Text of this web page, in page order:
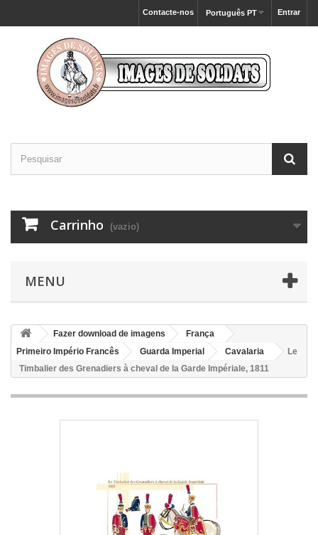
Entrar
Português PT
Contacte-nos
Carrinho (vazio)
MENU
Fazer download de imagens
França
Primeiro Império Francês
Guarda Imperial Cavalaria
Le
Timbalier des Grenadiers à cheval de la Garde Impériale, 1811